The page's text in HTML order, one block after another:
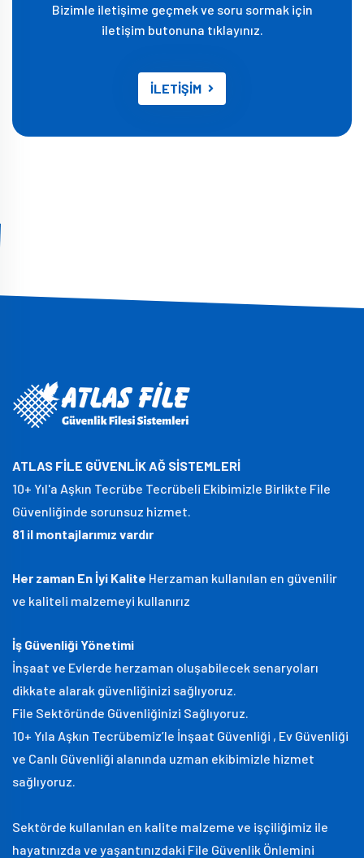
Bizimle iletişime geçmek ve soru sormak için
iletişim butonuna tıklayınız.
İLETİŞİM
ATLAS FİLE GÜVENLİK AĞ SİSTEMLERİ
10+ Yıl'a Aşkın Tecrübe Tecrübeli Ekibimizle Birlikte File
Güvenliğinde sorunsuz hizmet.
81 il montajlarımız vardır
Her zaman En İyi Kalite Herzaman kullanılan en güvenilir
ve kaliteli malzemeyi kullanırız
İş Güvenliği Yönetimi
İnşaat ve Evlerde herzaman oluşabilecek senaryoları
dikkate alarak güvenliğinizi sağlıyoruz.
File Sektöründe Güvenliğinizi Sağlıyoruz.
10+ Yıla Aşkın Tecrübemiz’le İnşaat Güvenliği , Ev Güvenliği
ve Canlı Güvenliği alanında uzman ekibimizle hizmet
sağlıyoruz.
Sektörde kullanılan en kalite malzeme ve işçiliğimiz ile
hayatınızda ve yaşantınızdaki File Güvenlik Önlemini